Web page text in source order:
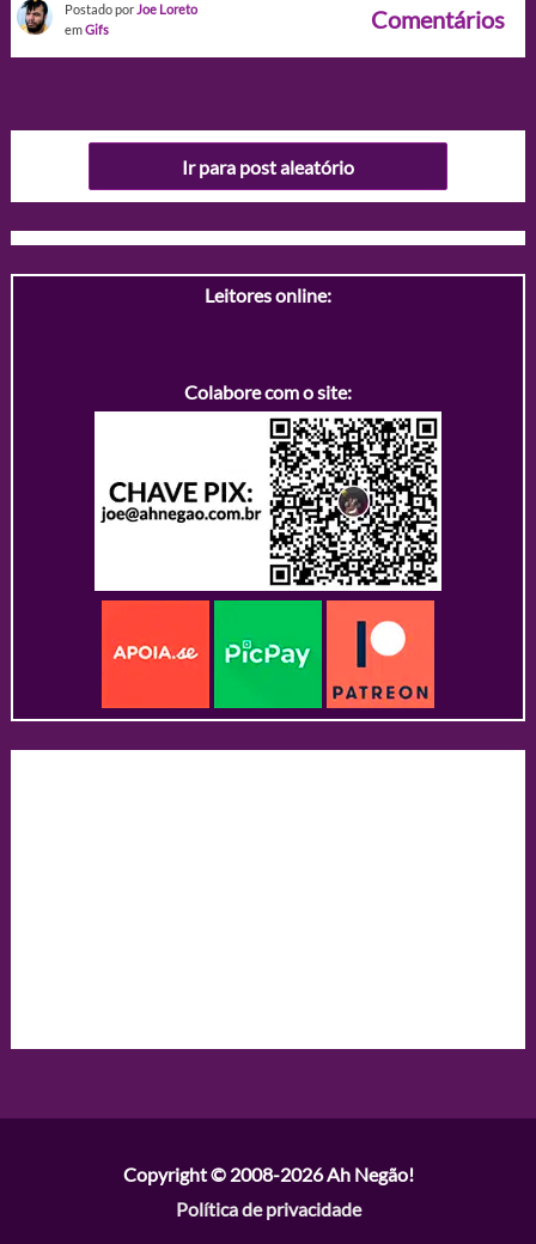
Postado por Joe Loreto
emGifs Comentários
Ir para post aleatório
Leitores online:
Colabore com o site:
Copyright © 2008-2026Ah Negão!
Política de privacidade